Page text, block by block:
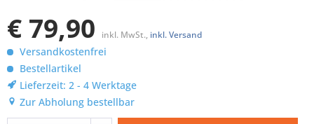
€ 79,90 inkl. MwSt., inkl. Versand
Versandkostenfrei
Bestellartikel
Lieferzeit: 2 - 4 Werktage
Zur Abholung bestellbar